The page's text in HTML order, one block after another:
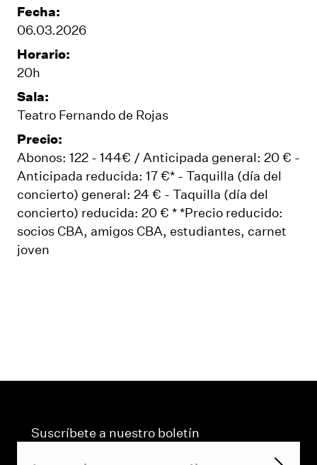
Fecha:
06.03.2026
Horario:
20h
Sala:
Teatro Fernando de Rojas
Precio:
Abonos: 122 - 144€ / Anticipada general: 20 € -
Anticipada reducida: 17 €* - Taquilla (día del
concierto) general: 24 € - Taquilla (día del
concierto) reducida: 20 € * *Precio reducido:
socios CBA, amigos CBA, estudiantes, carnet
joven
Suscríbete a nuestro boletín